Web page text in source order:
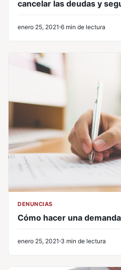
cancelar las deudas y
enero 25, 2021 6 min de lectura
DENUNCIAS
Cómo hacer una
enero 25, 2021 3 min de lectura